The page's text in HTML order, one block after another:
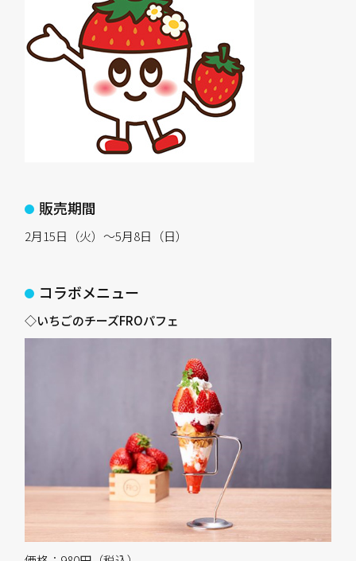
販売期間
2月15日（火）～5月8日（日）
コラボメニュー
◇いちごのチーズFROパフェ